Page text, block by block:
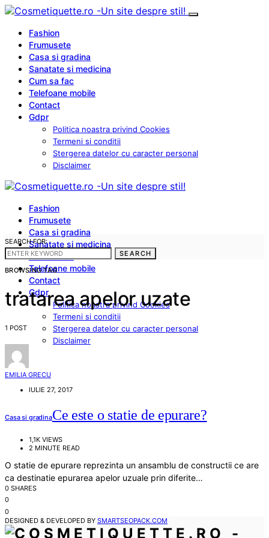
Fashion
Frumusete
Casa si gradina
Sanatate si medicina
Cum sa fac
Telefoane mobile
Contact
Gdpr
Politica noastra privind Cookies
Termeni si conditii
Stergerea datelor cu caracter personal
Disclaimer
Fashion
Frumusete
Casa si gradina
Sanatate si medicina
Cum sa fac
Telefoane mobile
Contact
Gdpr
Politica noastra privind Cookies
Termeni si conditii
Stergerea datelor cu caracter personal
Disclaimer
SEARCH FOR:
SEARCH
BROWSING TAG
tratarea apelor uzate
1 POST
EMILIA GRECU
IULIE 27, 2017
Casa si gradinaCe este o statie de epurare?
1,1K VIEWS
2 MINUTE READ
O statie de epurare reprezinta un ansamblu de constructii ce are
ca destinatie epurarea apelor uzuale prin diferite…
0 SHARES
0
0
DESIGNED & DEVELOPED BY SMARTSEOPACK.COM